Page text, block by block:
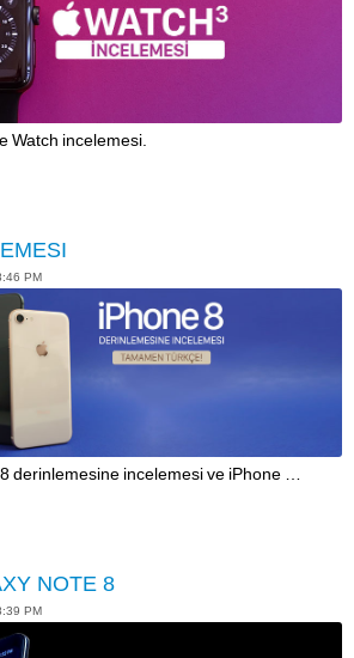
Watch incelemesi.
PM
8 derinlemesine incelemesi ve iPhone …
NOTE 8
PM